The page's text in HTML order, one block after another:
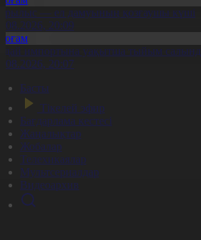
— ел дамуының қозғаушы күші
20:09
импортына уақытша тыйым
20:07
Басты
Тікелей эфир
Бағдарлама кестесі
Жаңалықтар
Жобалар
Телехикаялар
Мультсериалдар
Видеоархив